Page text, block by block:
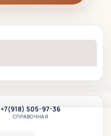
+7(918) 505-97-36
СПРАВОЧНАЯ